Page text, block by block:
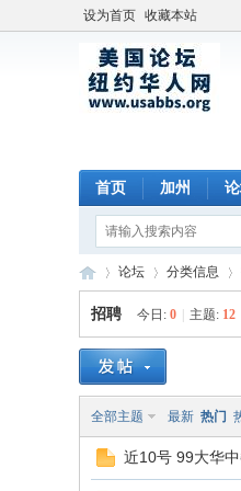
设为首页 收藏本站
首页 加州
»
论坛
›
分类信息
招聘 今日: 0 主题: 12
全部主题 最新 热门
近10号 99大华